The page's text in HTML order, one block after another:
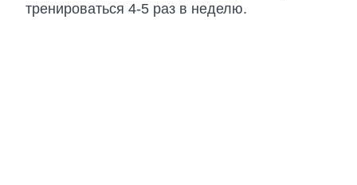
тренироваться 4-5 раз в неделю.